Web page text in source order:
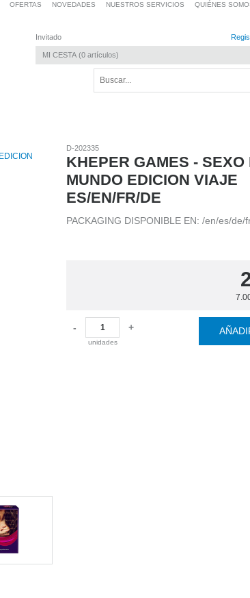
Invitado
MI CESTA 0 artículos
OFERTAS NOVEDADES NUESTROS SERVICIOS QUIÉNES
D-202335
KHEPER GAMES - SEXO
MUNDO EDICION VIAJE
ES/EN/FR/DE
PACKAGING DISPONIBLE EN: /en/es/de/
-
unidades
+